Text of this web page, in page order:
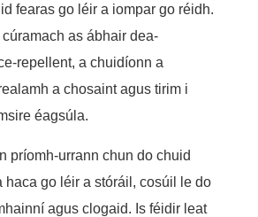
fearas go léir a iompar go réidh.
as ábhair dea-
repellent, a chuidíonn a
a chosaint agus tirim i
éagsúla.
príomh-urrann chun do chuid
haca go léir a stóráil, cosúil le do
agus clogaid. Is féidir leat